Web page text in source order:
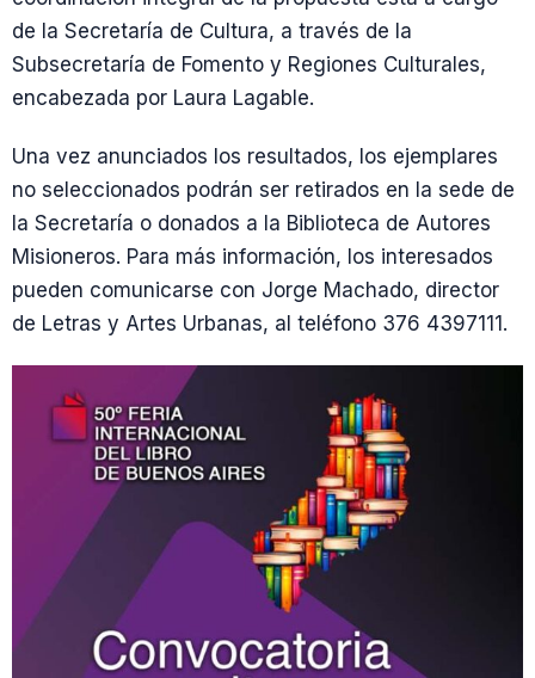
de la Secretaría de Cultura, a través de la
Subsecretaría de Fomento y Regiones Culturales,
encabezada por Laura Lagable.
Una vez anunciados los resultados, los ejemplares
no seleccionados podrán ser retirados en la sede de
la Secretaría o donados a la Biblioteca de Autores
Misioneros. Para más información, los interesados
pueden comunicarse con Jorge Machado, director
de Letras y Artes Urbanas, al teléfono 376 4397111.